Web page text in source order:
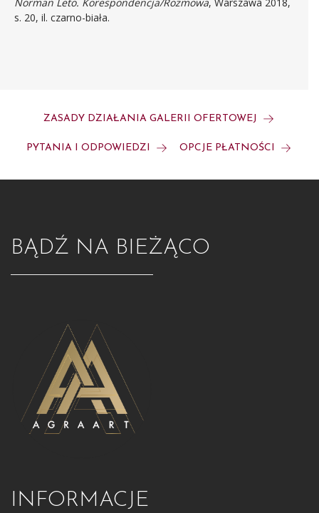
s. 20, il. czarno-biała.
ZASADY DZIAŁANIA GALERII OFERTOWEJ
PYTANIA I ODPOWIEDZI OPCJE PŁATNOŚCI
BĄDŹ NA BIEŻĄCO
INFORMACJE